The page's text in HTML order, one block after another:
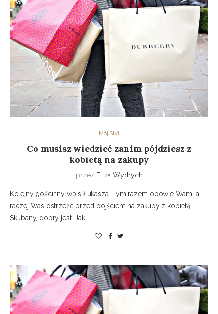
Mój Styl
Co musisz wiedzieć zanim pójdziesz z
kobietą na zakupy
przez Eliza Wydrych
Kolejny gościnny wpis Łukasza. Tym razem opowie Wam, a
raczej Was ostrzeże przed pójściem na zakupy z kobietą.
Skubany, dobry jest. Jak…